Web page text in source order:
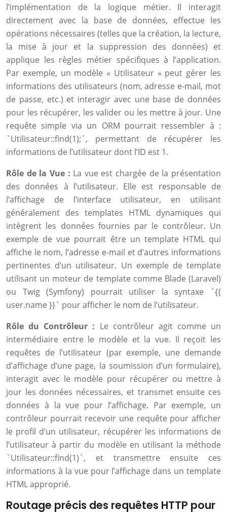
l’implémentation de la logique métier. Il interagit
directement avec la base de données, effectue les
opérations nécessaires (telles que la création, la lecture,
la mise à jour et la suppression des données) et
applique les règles métier spécifiques à l’application.
Par exemple, un modèle « Utilisateur » peut gérer les
informations des utilisateurs (nom, adresse e-mail, mot
de passe, etc.) et interagir avec une base de données
pour les récupérer, les valider ou les mettre à jour. Une
requête simple via un ORM pourrait ressembler à :
`Utilisateur::find(1);`, permettant de récupérer les
informations de l’utilisateur dont l’ID est 1.
Rôle de la Vue : La vue est chargée de la présentation
des données à l’utilisateur. Elle est responsable de
l’affichage de l’interface utilisateur, en utilisant
généralement des templates HTML dynamiques qui
intègrent les données fournies par le contrôleur. Un
exemple de vue pourrait être un template HTML qui
affiche le nom, l’adresse e-mail et d’autres informations
pertinentes d’un utilisateur. Un exemple de template
utilisant un moteur de template comme Blade (Laravel)
ou Twig (Symfony) pourrait utiliser la syntaxe `{{
user.name }}` pour afficher le nom de l’utilisateur.
Rôle du Contrôleur : Le contrôleur agit comme un
intermédiaire entre le modèle et la vue. Il reçoit les
requêtes de l’utilisateur (par exemple, une demande
d’affichage d’une page, la soumission d’un formulaire),
interagit avec le modèle pour récupérer ou mettre à
jour les données nécessaires, et transmet ensuite ces
données à la vue pour l’affichage. Par exemple, un
contrôleur pourrait recevoir une requête pour afficher
le profil d’un utilisateur, récupérer les informations de
l’utilisateur à partir du modèle en utilisant la méthode
`Utilisateur::find(1)`, et transmettre ensuite ces
informations à la vue pour l’affichage dans un template
HTML approprié.
Routage précis des requêtes HTTP pour